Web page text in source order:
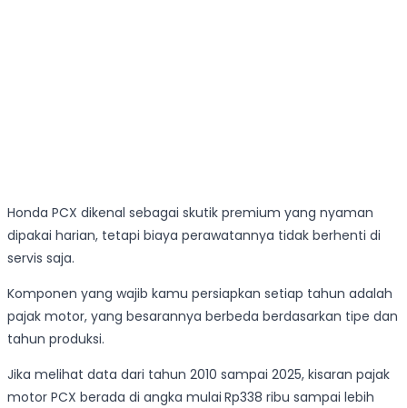
Honda PCX dikenal sebagai skutik premium yang nyaman
dipakai harian, tetapi biaya perawatannya tidak berhenti di
servis saja.
Komponen yang wajib kamu persiapkan setiap tahun adalah
pajak motor, yang besarannya berbeda berdasarkan tipe dan
tahun produksi.
Jika melihat data dari tahun 2010 sampai 2025, kisaran pajak
motor PCX berada di angka mulai Rp338 ribu sampai lebih